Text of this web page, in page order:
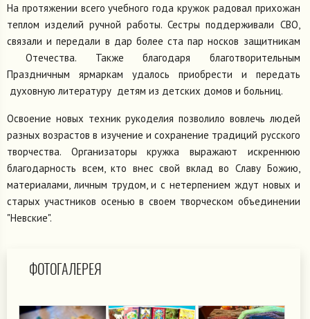
На протяжении всего учебного года кружок радовал прихожан
теплом изделий ручной работы. Сестры поддерживали СВО,
связали и передали в дар более ста пар носков защитникам
Отечества. Также благодаря благотворительным
Праздничным ярмаркам удалось приобрести и передать
духовную литературу детям из детских домов и больниц.
Освоение новых техник рукоделия позволило вовлечь людей
разных возрастов в изучение и сохранение традиций русского
творчества. Организаторы кружка выражают искреннюю
благодарность всем, кто внес свой вклад во Славу Божию,
материалами, личным трудом, и с нетерпением ждут новых и
старых участников осенью в своем творческом объединении
"Невские".
ФОТОГАЛЕРЕЯ